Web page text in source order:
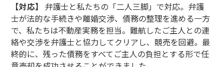
【対応】
弁護士と私たちの「二人三脚」で対応。弁護
士が法的な手続きや離婚交渉、債務の整理を進める一方
で、私たちは不動産実務を担当。難航したご主人との連
絡や交渉を弁護士と協力してクリアし、競売を回避。最
終的に、残った債務をすべてご主人の負担とする形で任